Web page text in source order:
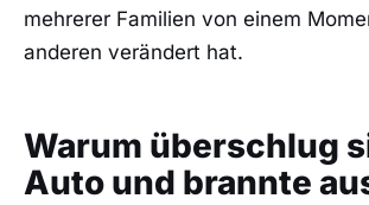
mehrerer Familien von einem
anderen verändert hat.
Warum überschlug
Auto und brannte